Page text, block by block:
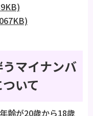
マイナンバ
いて
齢が20歳から18歳